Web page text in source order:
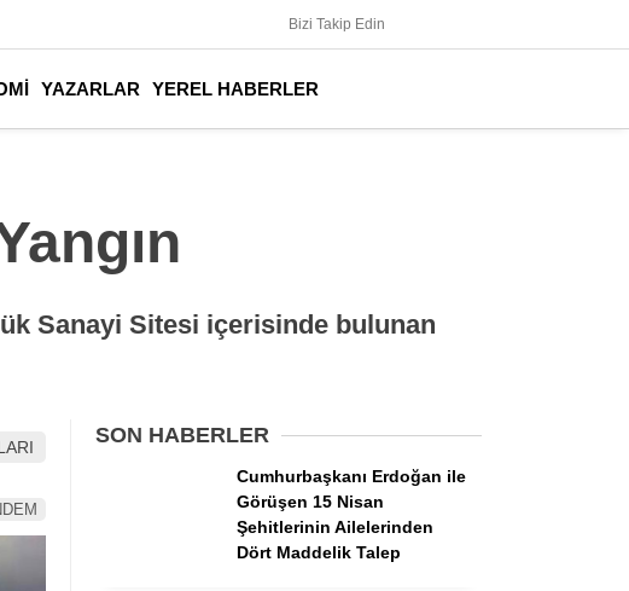
Bizi Takip Edin
YAZARLAR YEREL HABERLER
Sanayi Sitesi içerisinde bulunan
SON HABERLER
Cumhurbaşkanı Erdoğan ile
Görüşen 15 Nisan
Şehitlerinin Ailelerinden
Dört Maddelik Talep